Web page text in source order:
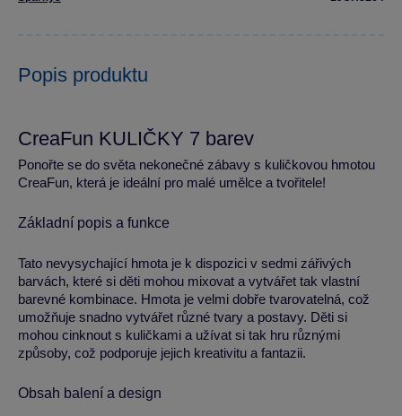
Popis produktu
CreaFun KULIČKY 7 barev
Ponořte se do světa nekonečné zábavy s kuličkovou hmotou
CreaFun, která je ideální pro malé umělce a tvořitele!
Základní popis a funkce
Tato nevysychající hmota je k dispozici v sedmi zářivých
barvách, které si děti mohou mixovat a vytvářet tak vlastní
barevné kombinace. Hmota je velmi dobře tvarovatelná, což
umožňuje snadno vytvářet různé tvary a postavy. Děti si
mohou cinknout s kuličkami a užívat si tak hru různými
způsoby, což podporuje jejich kreativitu a fantazii.
Obsah balení a design